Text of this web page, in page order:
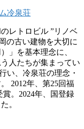
レトロビル ”リノベ
の古い建物を大切に
」を基本理念に、
人たちが集まってい
い、冷泉荘の理念・
2012年、第25回福
。2024年、国登録
。